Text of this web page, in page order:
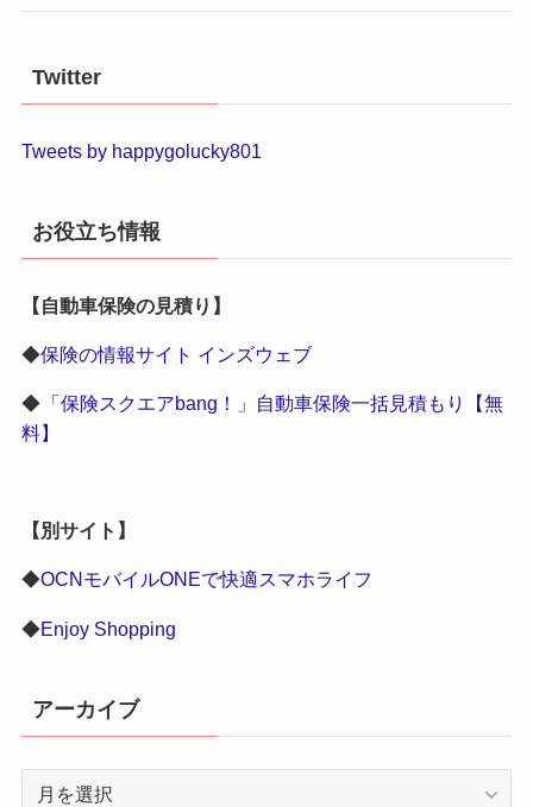
Twitter
Tweets by happygolucky801
お役立ち情報
【自動車保険の見積り】
◆保険の情報サイト インズウェブ
◆ 「保険スクエアbang！」自動車保険一括見積もり【無
料】
【別サイト】
◆OCNモバイルONEで快適スマホライフ
◆Enjoy Shopping
アーカイブ